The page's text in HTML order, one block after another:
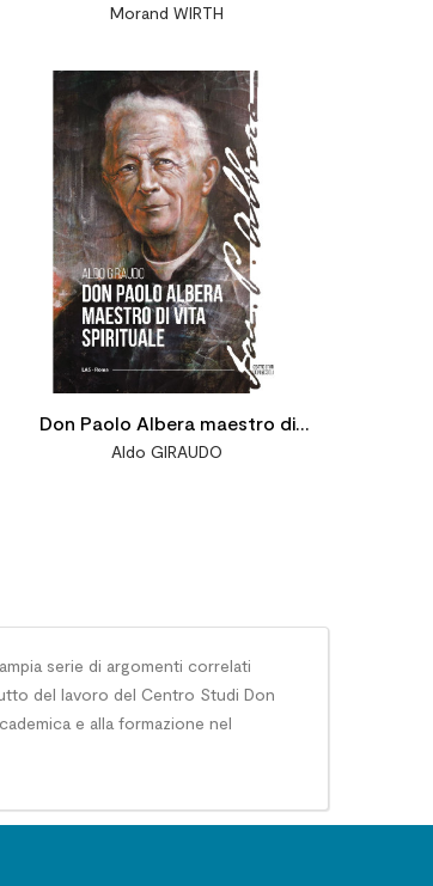
Morand WIRTH
Don Paolo Albera maestro di
vita spirituale
Aldo GIRAUDO
serie di argomenti correlati
del lavoro del Centro Studi Don
e alla formazione nel